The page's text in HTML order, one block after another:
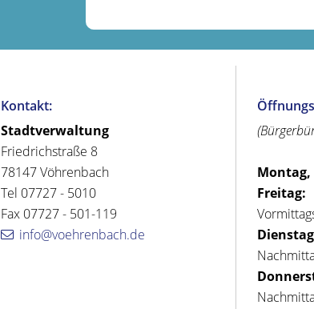
Kontakt:
Stadtverwaltung
Friedrichstraße 8
78147 Vöhrenbach
Tel 07727 - 5010
Fax 07727 - 501-119
info@voehrenbach.de
Montag,
Freitag: